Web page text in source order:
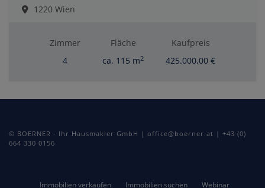
1220 Wien
Zimmer
4
Fläche
ca. 115 m2
Kaufpreis
425.000,00 €
© BOERNER - Ihr Hausmakler GmbH | office@boerner.at | +43 (0)
664 330 0156
Immobilien verkaufen Immobilien suchen Webinar